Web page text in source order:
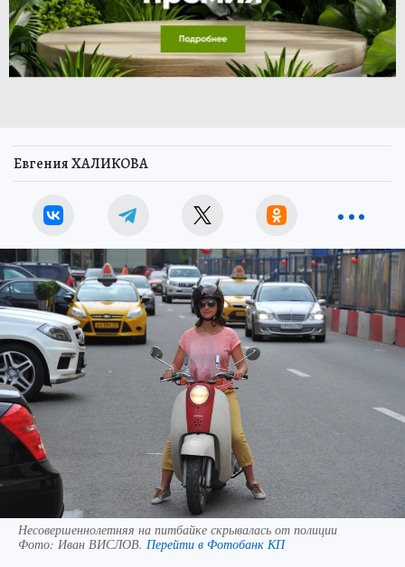
Евгения ХАЛИКОВА
Несовершеннолетняя на питбайке скрывалась от полиции
Фото: Иван ВИСЛОВ. Перейти в Фотобанк КП